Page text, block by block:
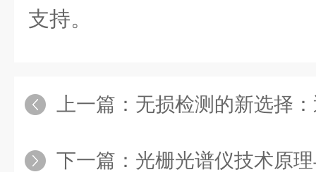
支持。
上一篇： 无损检测的新选择：
下一篇： 光栅光谱仪技术原